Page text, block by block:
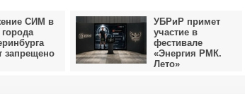
СИМ в
запрещено
УБРиР примет
участие в
фестивале
«Энергия РМК.
Лето»